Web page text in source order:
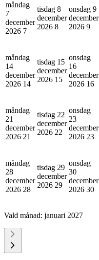
måndag
7
december
2026 7
tisdag 8
december
2026 8
onsdag 9
december
2026 9
måndag
14
december
2026 14
tisdag 15
december
2026 15
onsdag
16
december
2026 16
måndag
21
december
2026 21
tisdag 22
december
2026 22
onsdag
23
december
2026 23
måndag
28
december
2026 28
tisdag 29
december
2026 29
onsdag
30
december
2026 30
Vald månad: januari 2027